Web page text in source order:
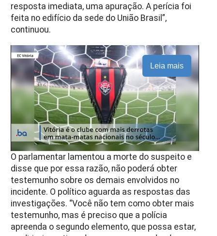
resposta imediata, uma apuração. A perícia foi
feita no edifício da sede do União Brasil”,
continuou.
Leia mais
O parlamentar lamentou a morte do suspeito e
disse que por essa razão, não poderá obter
testemunho sobre os demais envolvidos no
incidente. O político aguarda as respostas das
investigações. “Você não tem como obter mais
testemunho, mas é preciso que a polícia
apreenda o segundo elemento, que possa estar,